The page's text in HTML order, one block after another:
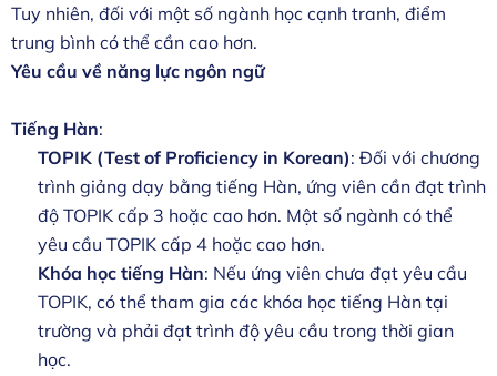
Tuy nhiên, đối với một số ngành học cạnh tranh, điểm
trung bình có thể cần cao hơn.
Yêu cầu về năng lực ngôn ngữ
Tiếng Hàn:
TOPIK (Test of Proficiency in Korean): Đối với chương
trình giảng dạy bằng tiếng Hàn, ứng viên cần đạt trình
độ TOPIK cấp 3 hoặc cao hơn. Một số ngành có thể
yêu cầu TOPIK cấp 4 hoặc cao hơn.
Khóa học tiếng Hàn: Nếu ứng viên chưa đạt yêu cầu
TOPIK, có thể tham gia các khóa học tiếng Hàn tại
trường và phải đạt trình độ yêu cầu trong thời gian
học.